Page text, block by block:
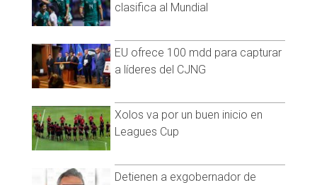
clasifica al Mundial
EU ofrece 100 mdd para capturar
a líderes del CJNG
Xolos va por un buen inicio en
Leagues Cup
Detienen a exgobernador de